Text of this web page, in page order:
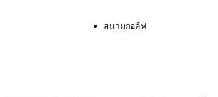
สนามกอล์ฟ